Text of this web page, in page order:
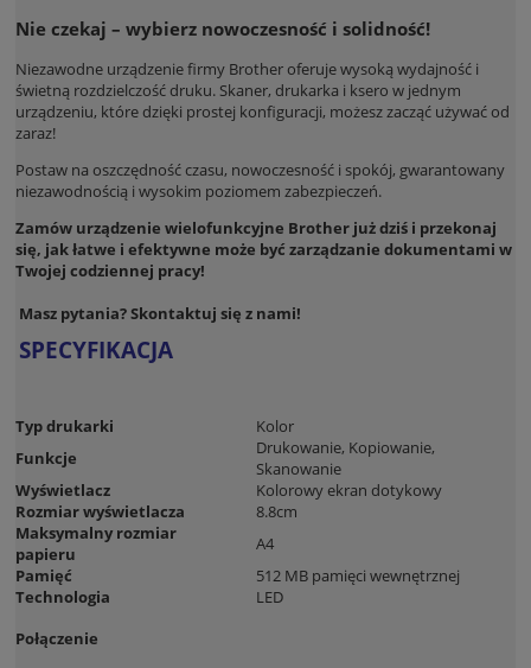
Nie czekaj – wybierz nowoczesność i solidność!
Niezawodne urządzenie firmy Brother oferuje wysoką wydajność i
świetną rozdzielczość druku. Skaner, drukarka i ksero w jednym
urządzeniu, które dzięki prostej konfiguracji, możesz zacząć używać od
zaraz!
Postaw na oszczędność czasu, nowoczesność i spokój, gwarantowany
niezawodnością i wysokim poziomem zabezpieczeń.
Zamów urządzenie wielofunkcyjne Brother już dziś i przekonaj
się, jak łatwe i efektywne może być zarządzanie dokumentami w
Twojej codziennej pracy!
Masz pytania? Skontaktuj się z nami!
SPECYFIKACJA
Typ drukarki
Kolor
Funkcje
Drukowanie, Kopiowanie,
Skanowanie
Wyświetlacz
Kolorowy ekran dotykowy
Rozmiar wyświetlacza
8.8cm
Maksymalny rozmiar
papieru
A4
Pamięć
512 MB pamięci wewnętrznej
Technologia
LED
Połączenie